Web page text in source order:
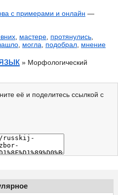
с примерами и онлайн —
мастере протянулись
могла подобрал мнение
» Морфологический
её и поделитесь ссылкой с